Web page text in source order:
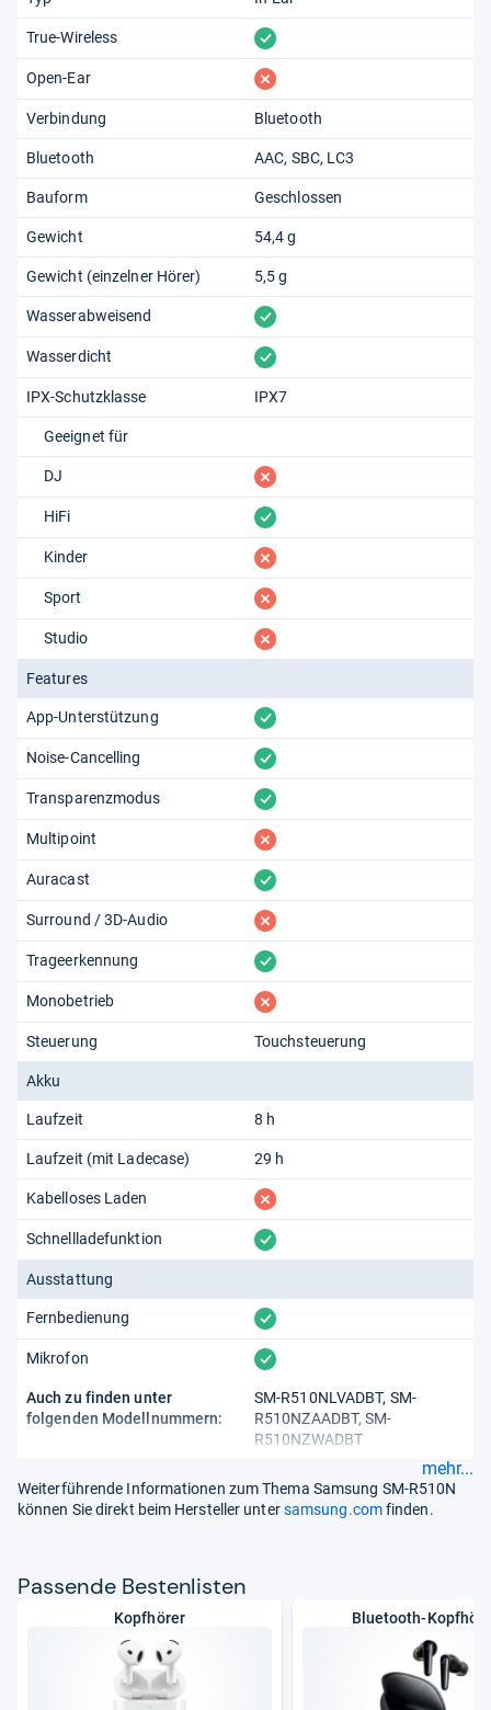
True-Wireless vorhanden
Open-Ear fehlt
Verbindung Bluetooth
Bluetooth AAC SBC LC3
Bauform Geschlossen
Gewicht 54,4 g
Gewicht (einzelner Hörer) 5,5 g
Wasserabweisend vorhanden
Wasserdicht vorhanden
IPX-Schutzklasse IPX7
Geeignet für
DJ fehlt
HiFi vorhanden
Kinder fehlt
Sport fehlt
Studio fehlt
Features
App-Unterstützung vorhanden
Noise-Cancelling vorhanden
Transparenzmodus vorhanden
Multipoint fehlt
Auracast vorhanden
Surround / 3D-Audio fehlt
Trageerkennung vorhanden
Monobetrieb fehlt
Steuerung Touchsteuerung
Akku
Laufzeit 8 h
Laufzeit (mit Ladecase) 29 h
Kabelloses Laden fehlt
Schnellladefunktion vorhanden
Ausstattung
Fernbedienung vorhanden
Mikrofon vorhanden
Auch zu finden unter
folgenden Modellnummern:
SM-R510NLVADBT, SM-
R510NZAADBT, SM-
R510NZWADBT
mehr...
Weiterführende Informationen zum Thema Samsung SM-R510N
können Sie direkt beim Hersteller untersamsung.comfinden.
Pas­sende Bes­ten­lis­ten
Kopfhörer Bluetooth-